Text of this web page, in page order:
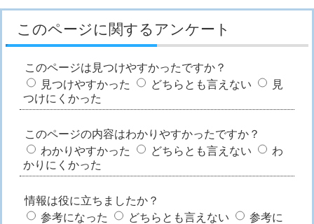
このページに関するアンケート
このページは見つけやすかったですか？
見つけやすかった
どちらとも言えない
見
つけにくかった
このページの内容はわかりやすかったですか？
わかりやすかった
どちらとも言えない
わ
かりにくかった
情報は役に立ちましたか？
参考になった
どちらとも言えない
参考に